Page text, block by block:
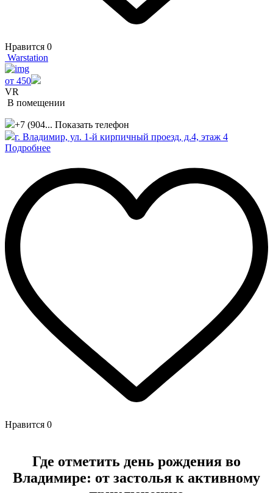
Нравится 0
Warstation
от 450
VR
В помещении
+7 (904... Показать телефон
г. Владимир, ул. 1-й кирпичный проезд, д.4, этаж 4
Подробнее
Нравится 0
Где отметить день рождения во
Владимире: от застолья к активному